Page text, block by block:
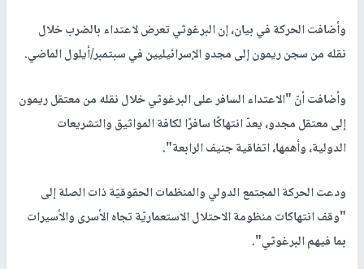
وأضافت الحركة في بيان، إن البرغوثي تعرض لاعتداء بالضرب خلال
نقله من سجن ريمون إلى مجدو الإسرائيليين في سبتمبر/أيلول الماضي.
وأضافت أنّ "الاعتداء السافر على البرغوثي خلال نقله من معتقل ريمون
إلى معتقل مجدو، يعدّ انتهاكًا سافرًا لكافة المواثيق والتشريعات
الدولية، وأهمها، اتفاقية جنيف الرابعة".
ودعت الحركة المجتمع الدولي والمنظمات الحقوقيّة ذات الصلة إلى
"وقف انتهاكات منظومة الاحتلال الاستعماريّة تجاه الأسرى والأسيرات
بما فيهم البرغوثي".